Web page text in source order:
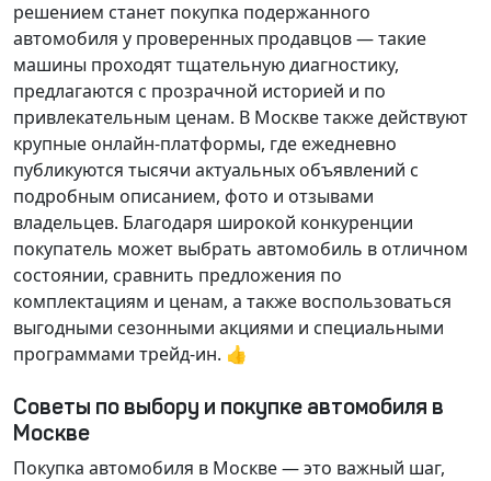
решением станет покупка подержанного
автомобиля у проверенных продавцов — такие
машины проходят тщательную диагностику,
предлагаются с прозрачной историей и по
привлекательным ценам. В Москве также действуют
крупные онлайн-платформы, где ежедневно
публикуются тысячи актуальных объявлений с
подробным описанием, фото и отзывами
владельцев. Благодаря широкой конкуренции
покупатель может выбрать автомобиль в отличном
состоянии, сравнить предложения по
комплектациям и ценам, а также воспользоваться
выгодными сезонными акциями и специальными
программами трейд-ин. 👍
Советы по выбору и покупке автомобиля в
Москве
Покупка автомобиля в Москве — это важный шаг,